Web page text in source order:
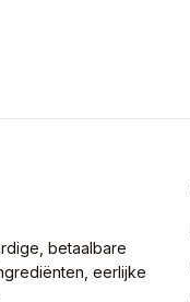
betaalbare
eerlijke